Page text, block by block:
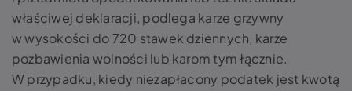
właściwej deklaracji, podlega karze grzywny
w wysokości do 720 stawek dziennych, karze
pozbawienia wolności lub karom tym łącznie.
W przypadku, kiedy niezapłacony podatek jest kwotą